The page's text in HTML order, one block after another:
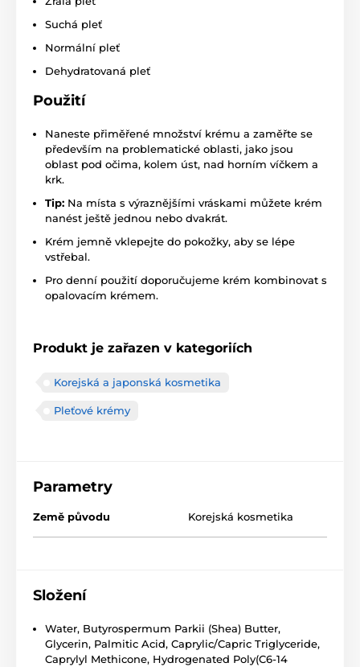
Suchá pleť
Normální pleť
Dehydratovaná pleť
Použití
Naneste přiměřené množství krému a zaměřte se
především na problematické oblasti, jako jsou
oblast pod očima, kolem úst, nad horním víčkem a
krk.
Tip: Na místa s výraznějšími vráskami můžete krém
nanést ještě jednou nebo dvakrát.
Krém jemně vklepejte do pokožky, aby se lépe
vstřebal.
Pro denní použití doporučujeme krém kombinovat s
opalovacím krémem.
Produkt je zařazen v kategoriích
Korejská a japonská kosmetika
Pleťové krémy
Parametry
Země původu Korejská kosmetika
Složení
Water, Butyrospermum Parkii (Shea) Butter,
Glycerin, Palmitic Acid, Caprylic/Capric Triglyceride,
Caprylyl Methicone, Hydrogenated Poly(C6-14